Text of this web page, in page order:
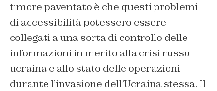
timore paventato è che questi problemi
di accessibilità potessero essere
collegati a una sorta di controllo delle
informazioni in merito alla crisi russo-
ucraina e allo stato delle operazioni
durante l’invasione dell’Ucraina stessa. Il